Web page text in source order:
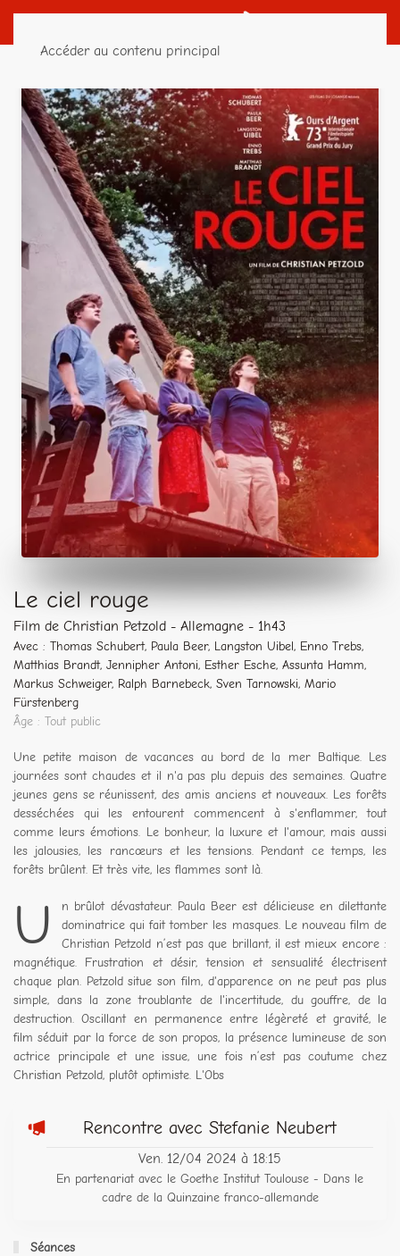
Accéder au contenu principal
Le ciel rouge
Film de Christian Petzold - Allemagne - 1h43
Avec : Thomas Schubert, Paula Beer, Langston Uibel, Enno Trebs,
Matthias Brandt, Jennipher Antoni, Esther Esche, Assunta Hamm,
Markus Schweiger, Ralph Barnebeck, Sven Tarnowski, Mario
Fürstenberg
Âge : Tout public
Une petite maison de vacances au bord de la mer Baltique. Les
journées sont chaudes et il n'a pas plu depuis des semaines. Quatre
jeunes gens se réunissent, des amis anciens et nouveaux. Les forêts
desséchées qui les entourent commencent à s'enflammer, tout
comme leurs émotions. Le bonheur, la luxure et l'amour, mais aussi
les jalousies, les rancœurs et les tensions. Pendant ce temps, les
forêts brûlent. Et très vite, les flammes sont là.
U
n brûlot dévastateur. Paula Beer est délicieuse en dilettante
dominatrice qui fait tomber les masques. Le nouveau film de
Christian Petzold n’est pas que brillant, il est mieux encore :
magnétique. Frustration et désir, tension et sensualité électrisent
chaque plan. Petzold situe son film, d'apparence on ne peut pas plus
simple, dans la zone troublante de l'incertitude, du gouffre, de la
destruction. Oscillant en permanence entre légèreté et gravité, le
film séduit par la force de son propos, la présence lumineuse de son
actrice principale et une issue, une fois n’est pas coutume chez
Christian Petzold, plutôt optimiste. L'Obs
Rencontre avec Stefanie Neubert
Ven. 12/04 2024 à 18:15
En partenariat avec le Goethe Institut Toulouse - Dans le
cadre de la Quinzaine franco-allemande
Séances